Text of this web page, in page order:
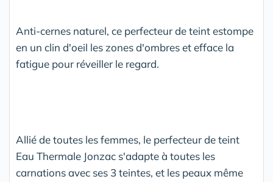
Anti-cernes naturel, ce perfecteur de teint estompe
en un clin d'oeil les zones d'ombres et efface la
fatigue pour réveiller le regard.
Allié de toutes les femmes, le perfecteur de teint
Eau Thermale Jonzac s'adapte à toutes les
carnations avec ses 3 teintes, et les peaux même